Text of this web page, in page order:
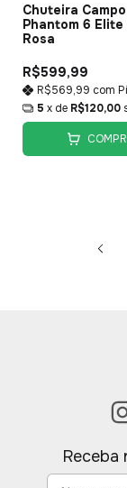
Chuteira Campo
Phantom 6 Elite
Rosa
R$599,99
R$569,99 com
5 x de R$120,00
Receba